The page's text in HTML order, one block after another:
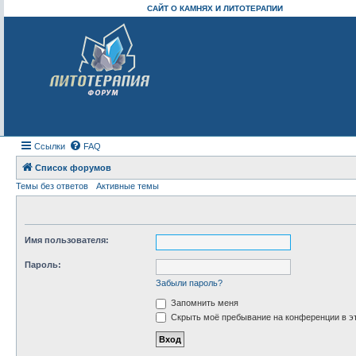
САЙТ О КАМНЯХ И ЛИТОТЕРАПИИ
Ссылки FAQ
Список форумов
Темы без ответов
Активные темы
Имя пользователя:
Пароль:
Забыли пароль?
Запомнить меня
Скрыть моё пребывание на конференции в